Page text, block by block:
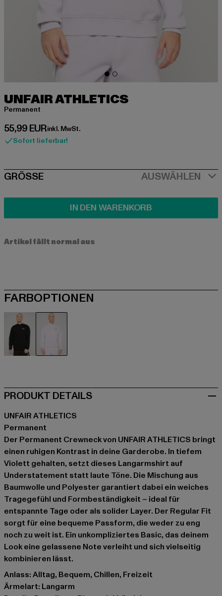
UNFAIR ATHLETICS
Permanent
55,99 EUR
Derzeitiger Preis: 55,99 EUR
inkl. MwSt.
Sofort lieferbar!
SIZE
GRÖSSE AUSWÄHLEN
IN DEN WARENKORB
Artikel fällt normal aus
FARBOPTIONEN
PRODUKT DETAILS
UNFAIR ATHLETICS
Permanent
Der Permanent Crewneck von UNFAIR ATHLETICS bringt
einen ruhigen Kontrast in deine Garderobe. In tiefem
Violett gehalten, setzt dieses Langarmshirt auf
Understatement statt laute Töne. Die Mischung aus
Baumwolle und Polyester garantiert dabei ein weiches
Tragegefühl und Formbeständigkeit – ideal für
entspannte Tage oder als solider Layer. Der Regular Fit
sorgt für eine bequeme Passform, die weder zu eng
noch zu weit ist. Ein unkompliziertes Basic, das deinem
Look eine gelassene Note verleiht und sich vielseitig
kombinieren lässt.
Anlass: Alltag, Bequem, Chillen, Freizeit
Ärmelart: Langarm